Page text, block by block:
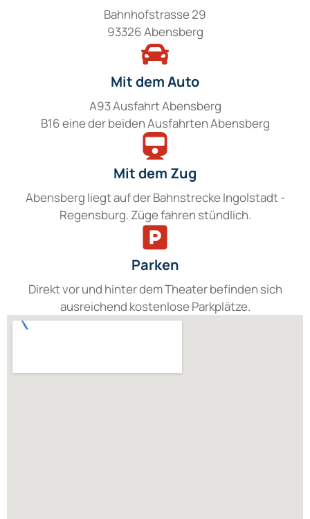
Bahnhofstrasse 29
93326 Abensberg
Mit dem Auto
A93 Ausfahrt Abensberg
B16 eine der beiden Ausfahrten Abensberg
Mit dem Zug
Abensberg liegt auf der Bahnstrecke Ingolstadt -
Regensburg. Züge fahren stündlich.
Parken
Direkt vor und hinter dem Theater befinden sich
ausreichend kostenlose Parkplätze.